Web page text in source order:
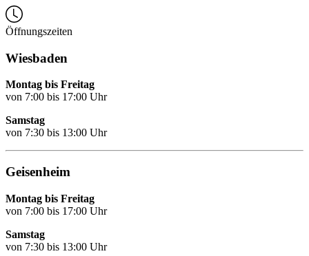
Öffnungszeiten
Wiesbaden
Montag bis Freitag
von 7:00 bis 17:00 Uhr
Samstag
von 7:30 bis 13:00 Uhr
Geisenheim
Montag bis Freitag
von 7:00 bis 17:00 Uhr
Samstag
von 7:30 bis 13:00 Uhr